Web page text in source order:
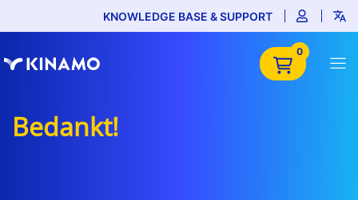
KNOWLEDGE BASE & SUPPORT
0
Bedankt!